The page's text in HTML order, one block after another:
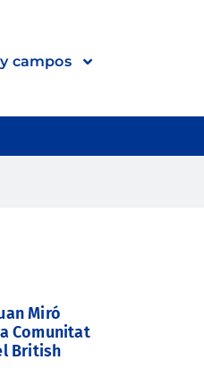
campos
Miró
Comunitat
British